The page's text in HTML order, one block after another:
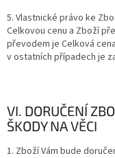
5. Vlastnické právo ke
Celkovou cenu a Zboží
převodem je Celková
v ostatních případech je
VI. DORUČENÍ
ŠKODY NA VĚCI
1. Zboží Vám bude